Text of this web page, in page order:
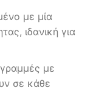
με μία
ιδανική για
με
σε κάθε